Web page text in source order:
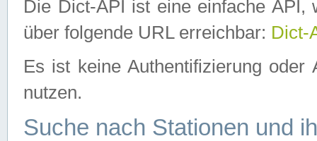
Die Dict-API ist eine einfache API,
über folgende URL erreichbar: Dict-
Es ist keine Authentifizierung
nutzen.
Suche nach Stationen und